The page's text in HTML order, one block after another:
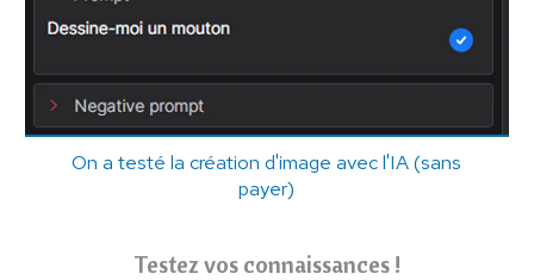
On a testé la création d'image avec l'IA (sans
payer)
Testez vos connaissances !